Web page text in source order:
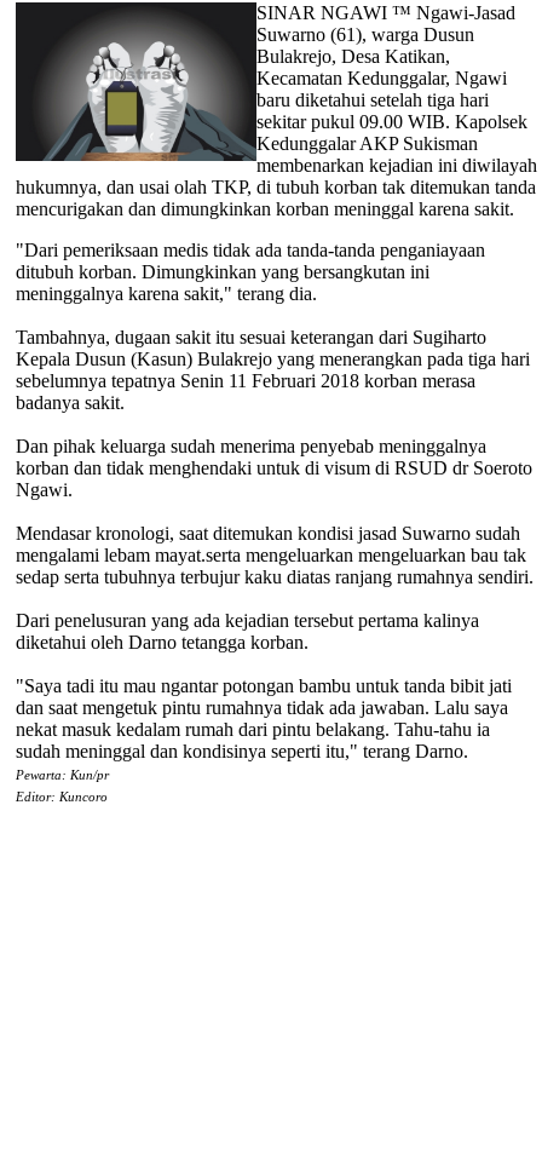
SINAR NGAWI ™ Ngawi-Jasad
Suwarno (61), warga Dusun
Bulakrejo, Desa Katikan,
Kecamatan Kedunggalar, Ngawi
baru diketahui setelah tiga hari
sekitar pukul 09.00 WIB. Kapolsek
Kedunggalar AKP Sukisman
membenarkan kejadian ini diwilayah
hukumnya, dan usai olah TKP, di tubuh korban tak ditemukan tanda
mencurigakan dan dimungkinkan korban meninggal karena sakit.
"Dari pemeriksaan medis tidak ada tanda-tanda penganiayaan
ditubuh korban. Dimungkinkan yang bersangkutan ini
meninggalnya karena sakit," terang dia.
Tambahnya, dugaan sakit itu sesuai keterangan dari Sugiharto
Kepala Dusun (Kasun) Bulakrejo yang menerangkan pada tiga hari
sebelumnya tepatnya Senin 11 Februari 2018 korban merasa
badanya sakit.
Dan pihak keluarga sudah menerima penyebab meninggalnya
korban dan tidak menghendaki untuk di visum di RSUD dr Soeroto
Ngawi.
Mendasar kronologi, saat ditemukan kondisi jasad Suwarno sudah
mengalami lebam mayat.serta mengeluarkan mengeluarkan bau tak
sedap serta tubuhnya terbujur kaku diatas ranjang rumahnya sendiri.
Dari penelusuran yang ada kejadian tersebut pertama kalinya
diketahui oleh Darno tetangga korban.
"Saya tadi itu mau ngantar potongan bambu untuk tanda bibit jati
dan saat mengetuk pintu rumahnya tidak ada jawaban. Lalu saya
nekat masuk kedalam rumah dari pintu belakang. Tahu-tahu ia
sudah meninggal dan kondisinya seperti itu," terang Darno.
Pewarta: Kun/pr
Editor: Kuncoro